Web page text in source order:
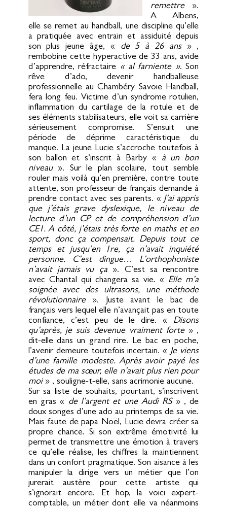
remettre».
A Albens,
elle se remet au handball, une discipline qu’elle
a pratiquée avec entrain et assiduité depuis
son plus jeune âge, « de 5 à 26 ans» ,
rembobine cette hyperactive de 33 ans, avide
d’apprendre, réfractaire « al farniente ». Son
rêve d’ado, devenir handballeuse
professionnelle au Chambéry Savoie Handball,
fera long feu. Victime d’un syndrome rotulien,
inflammation du cartilage de la rotule et de
ses éléments stabilisateurs, elle voit sa carrière
sérieusement compromise. S’ensuit une
période de déprime caractéristique du
manque. La jeune Lucie s’accroche toutefois à
son ballon et s’inscrit à Barby « à un bon
niveau». Sur le plan scolaire, tout semble
rouler mais voilà qu’en première, contre toute
attente, son professeur de français demande à
prendre contact avec ses parents. « J’ai appris
que j’étais grave dyslexique, le niveau de
lecture d’un CP et de compréhension d’un
CE1. A côté, j’étais très forte en maths et en
sport, donc ça compensait. Depuis tout ce
temps et jusqu’en 1re, ça n’avait inquiété
personne. C’est dingue… L’orthophoniste
n’avait jamais vu ça». C’est sa rencontre
avec Chantal qui changera sa vie. « Elle m’a
soignée avec des ultrasons, une méthode
révolutionnaire». Juste avant le bac de
français vers lequel elle n’avançait pas en toute
confiance, c’est peu de le dire. « Disons
qu’après, je suis devenue vraiment forte» ,
dit-elle dans un grand rire. Le bac en poche,
l’avenir demeure toutefois incertain. «Je viens
d’une famille modeste. Après avoir payé les
études de ma sœur, elle n’avait plus rien pour
moi» , souligne-t-elle, sans acrimonie aucune.
Sur sa liste de souhaits, pourtant, s’inscrivent
en gras « de l’argent et une Audi RS» , de
doux songes d’une ado au printemps de sa vie.
Mais faute de papa Noël, Lucie devra créer sa
propre chance. Si son extrême émotivité lui
permet de transmettre une émotion à travers
ce qu’elle réalise, les chiffres la maintiennent
dans un confort pragmatique. Son aisance à les
manipuler la dirige vers un métier que l’on
jurerait austère pour cette artiste qui
s’ignorait encore. Et hop, la voici expert-
comptable, un métier dont elle va néanmoins